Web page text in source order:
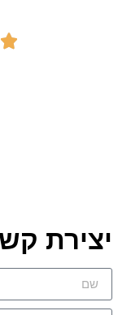

קשר